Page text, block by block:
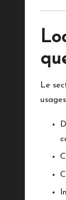
Le